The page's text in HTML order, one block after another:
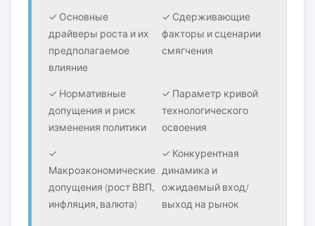
✓ Основные
драйверы роста и их
предполагаемое
влияние
✓ Сдерживающие
факторы и сценарии
смягчения
✓ Нормативные
допущения и риск
изменения политики
✓ Параметр кривой
технологического
освоения
✓
Макроэкономические
допущения (рост ВВП,
инфляция, валюта)
✓ Конкурентная
динамика и
ожидаемый вход/
выход на рынок